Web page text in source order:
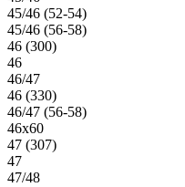
45/46 (52-54)
45/46 (56-58)
46 (300)
46
46/47
46 (330)
46/47 (56-58)
46х60
47 (307)
47
47/48